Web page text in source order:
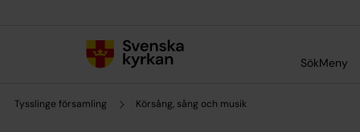
SökMeny
Tysslinge församling Körsång, sång och musik